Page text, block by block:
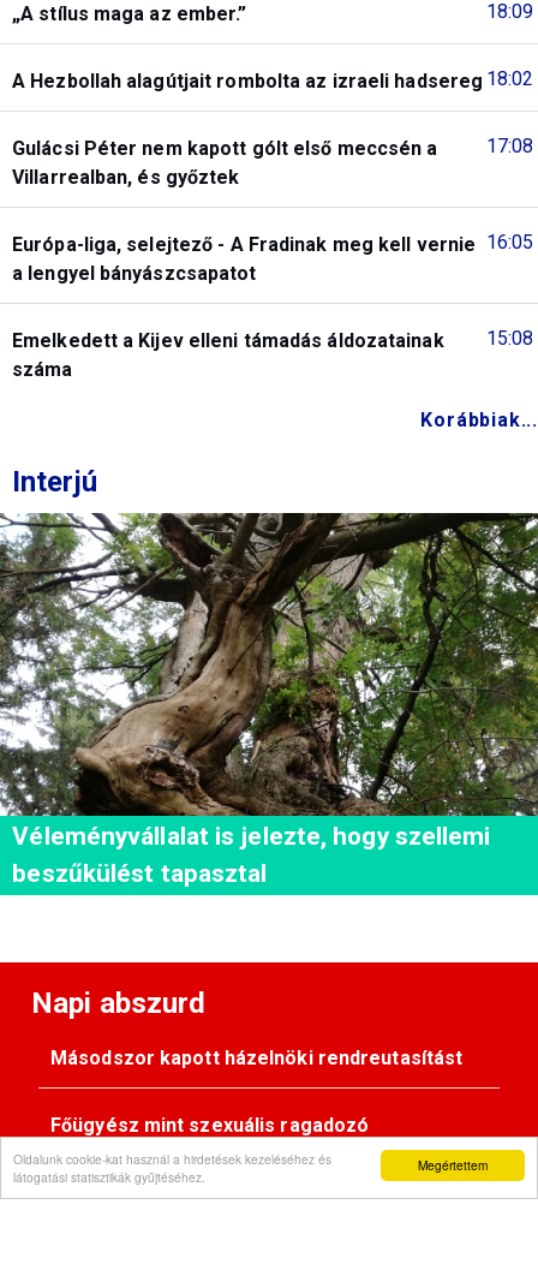
Megértettem
Oldalunk cookie-kat használ a hirdetések kezeléséhez és
látogatási statisztikák gyűjtéséhez.
18:09
„A stílus maga az ember.”
18:02
A Hezbollah alagútjait rombolta az izraeli hadsereg
17:08
Gulácsi Péter nem kapott gólt első meccsén a
Villarrealban, és győztek
16:05
Európa-liga, selejtező - A Fradinak meg kell vernie
a lengyel bányászcsapatot
15:08
Emelkedett a Kijev elleni támadás áldozatainak
száma
Korábbiak...
Interjú
Véleményvállalat is jelezte, hogy szellemi
beszűkülést tapasztal
Napi abszurd
Másodszor kapott házelnöki rendreutasítást
Főügyész mint szexuális ragadozó
Pimasz önkényúr